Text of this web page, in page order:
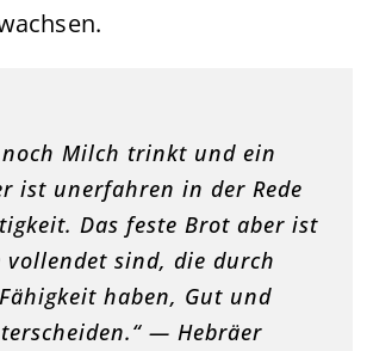
noch Milch trinkt und ein
ist unerfahren in der Rede
Das feste Brot aber ist
sind, die durch
haben, Gut und
— Hebräer